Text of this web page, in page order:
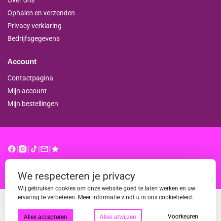
Ophalen en verzenden
Privacy verklaring
Bedrijfsgegevens
Account
Contactpagina
Mijn account
Mijn bestellingen
We respecteren je privacy
Wij gebruiken cookies om onze website goed te laten werken en uw
ervaring te verbeteren. Meer informatie vindt u in ons cookiebeleid.
Alles accepteren Alles afwijzen Voorkeuren